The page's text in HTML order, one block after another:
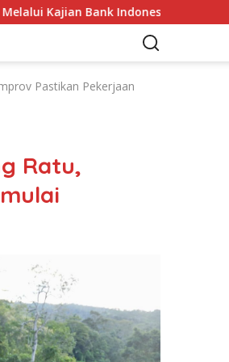
Bank Indonesia
Pastikan Pekerjaan
Ratu,